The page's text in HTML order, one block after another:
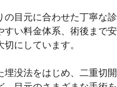
の目元に合わせた丁寧な診
すい料金体系、術後まで安
にしています。
埋没法をはじめ、二重切開